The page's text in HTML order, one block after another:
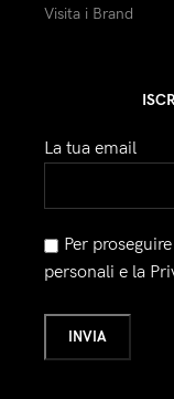
Visita i Brand
La tua email
Per
personali e la